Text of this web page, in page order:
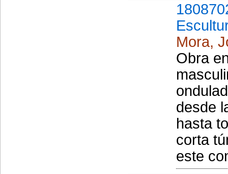
Mora,
Obra
desde
hasta
corta
este